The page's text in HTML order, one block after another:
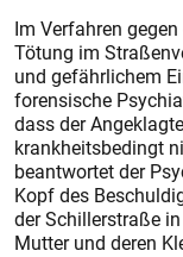
Im Verfahren
Tötung im
und gefährlichem
forensische
dass der
krankheitsbedingt
beantwortet der
Kopf des
der Schillerstraße
Mutter und deren